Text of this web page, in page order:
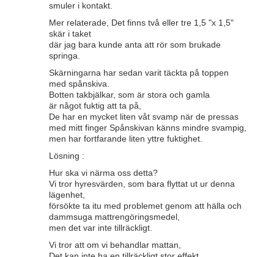
smuler i kontakt.
Mer relaterade, Det finns två eller tre 1,5 "x 1,5"
skär i taket
där jag bara kunde anta att rör som brukade
springa.
Skärningarna har sedan varit täckta på toppen
med spånskiva.
Botten takbjälkar, som är stora och gamla
är något fuktig att ta på,
De har en mycket liten våt svamp när de pressas
med mitt finger Spånskivan känns mindre svampig,
men har fortfarande liten yttre fuktighet.
Lösning :
Hur ska vi närma oss detta?
Vi tror hyresvärden, som bara flyttat ut ur denna
lägenhet,
försökte ta itu med problemet genom att hälla och
dammsuga mattrengöringsmedel,
men det var inte tillräckligt.
Vi tror att om vi behandlar mattan,